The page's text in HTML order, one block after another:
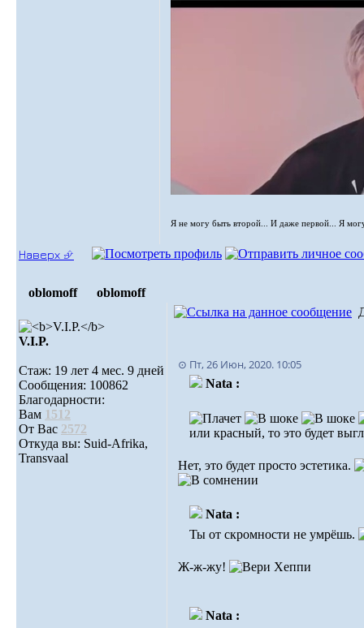
Я не могу быть второй... И даже первой... Я
Наверх ⮵
oblomoff oblomoff
V.I.P.
Стаж: 19 лет 4 мес. 9 дней
Сообщения: 100862
Благодарности:
Вам 1512
От Вас 2572
Откуда вы: Suid-Afrika,
Transvaal
⊙ Пт, 26 Июн, 2020. 10:05
Nata :
или красный, то это будет
Нет, это будет просто эстетика.
Nata :
Ты от скромности не умрёшь.
Ж-ж-жу!
Nata :